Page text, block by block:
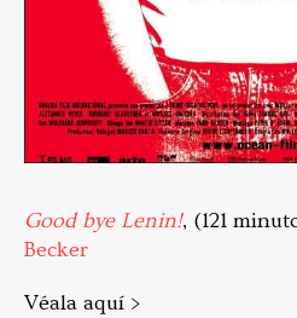
Good bye Lenin!, (121
Becker
Véala aquí >